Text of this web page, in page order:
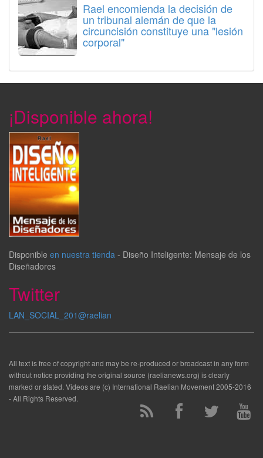
Rael encomienda la decisión de
un tribunal alemán de que la
circuncisión constituye una "lesión
corporal"
¡Disponible ahora!
Disponible en nuestra tienda - Diseño Inteligente: Mensaje de los
Diseñadores
Twitter
LAN_SOCIAL_201@raelian
All text is free of copyright and may be re-produced or broadcast in any form
without notice providing the original source (raelianews.org) is clearly
marked or stated. Videos are (c) International Raelian Movement 2005-2016
- All Rights Reserved.